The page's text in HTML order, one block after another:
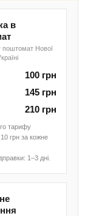
в
поштомат Нової
100 грн
145 грн
210 грн
тарифу
грн за кожне
1–3 дні.